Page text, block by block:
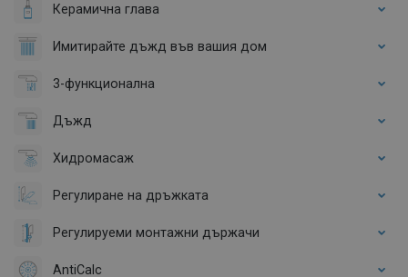
Керамична глава
Имитирайте дъжд във вашия дом
3-функционална
Дъжд
Хидромасаж
Регулиране на дръжката
Регулируеми монтажни държачи
AntiCalc